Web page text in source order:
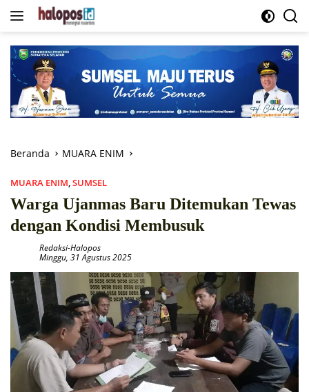
Langsung
Beranda MUARA ENIM
MUARA ENIM SUMSEL
Warga Ujanmas Baru Ditemukan Tewas
dengan Kondisi Membusuk
Redaksi-Halopos
Minggu, 31 Agustus 2025